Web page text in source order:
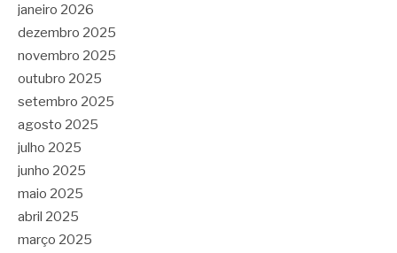
janeiro 2026
dezembro 2025
novembro 2025
outubro 2025
setembro 2025
agosto 2025
julho 2025
junho 2025
maio 2025
abril 2025
março 2025